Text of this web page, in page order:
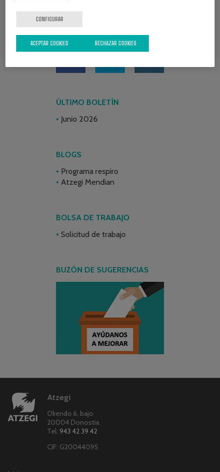
ÚLTIMO BOLETÍN
Junio 2026
BLOGS
Programa respiro
Atzegi Mendian
BOLSA DE TRABAJO
Solicitud de trabajo
BUZÓN DE SUGERENCIAS
Atzegi
Okendo 6, bajo
20004 Donostia
Tel: 943 42 39 42
CIF: G20044095
CONFIGURAR
RECHAZAR COOKIES
ACEPTAR COOKIES